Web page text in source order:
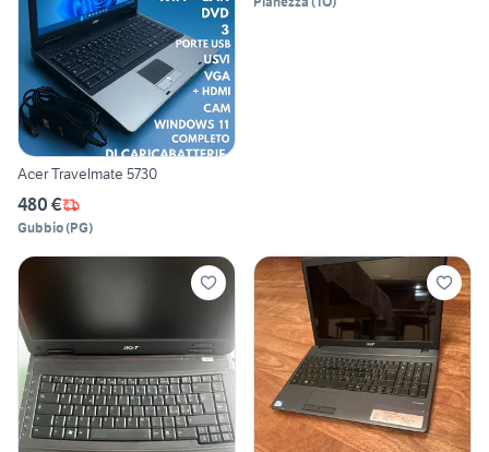
Acer Travelmate 5730
480 €
Gubbio(PG)